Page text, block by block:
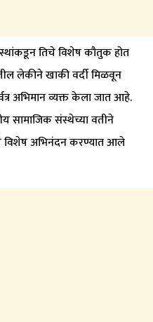
तिचे विशेष कौतुक होत
लेकीने खाकी वर्दी मिळवून
अभिमान व्यक्त केला जात आहे.
सामाजिक संस्थेच्या वतीने
विशेष अभिनंदन करण्यात आले